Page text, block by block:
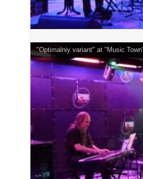
"Optimalniy variant" at "Music